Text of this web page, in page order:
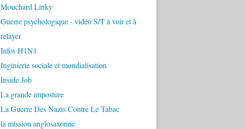
Mouchard Linky
Guerre psychologique - vidéo S/T à voir et à
relayer
Infos H1N1
Inginierie sociale et mondialisation
Inside Job
La grande imposture
La Guerre Des Nazis Contre Le Tabac
la mission anglosaxonne